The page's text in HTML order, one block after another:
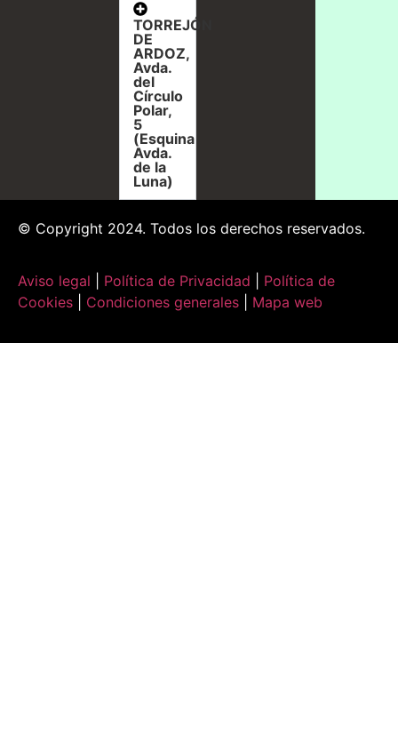
TORREJÓN
DE
ARDOZ,
Avda.
del
Círculo
Polar,
5
(Esquina
Avda.
de la
Luna)
© Copyright 2024. Todos los derechos reservados.
Aviso legal Política de Privacidad
Política de
Cookies
Condiciones generales Mapa web